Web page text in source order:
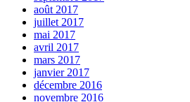
août 2017
juillet 2017
mai 2017
avril 2017
mars 2017
janvier 2017
décembre 2016
novembre 2016